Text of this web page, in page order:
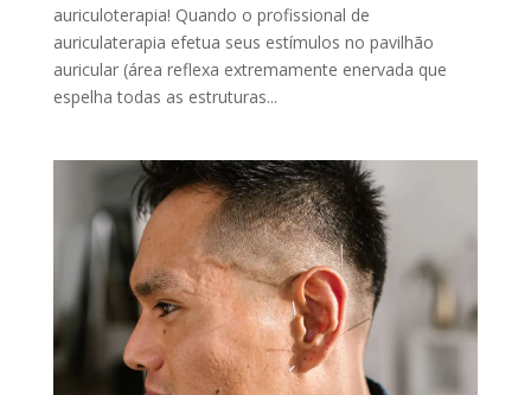
auriculoterapia! Quando o profissional de
auriculaterapia efetua seus estímulos no pavilhão
auricular (área reflexa extremamente enervada que
espelha todas as estruturas...